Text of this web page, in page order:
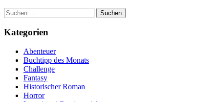
Suchen
nach:
Kategorien
Abenteuer
Buchtipp des Monats
Challenge
Fantasy
Historischer Roman
Horror